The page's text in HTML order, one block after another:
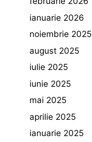
ianuarie 2026
noiembrie 2025
august 2025
iulie 2025
iunie 2025
mai 2025
aprilie 2025
ianuarie 2025